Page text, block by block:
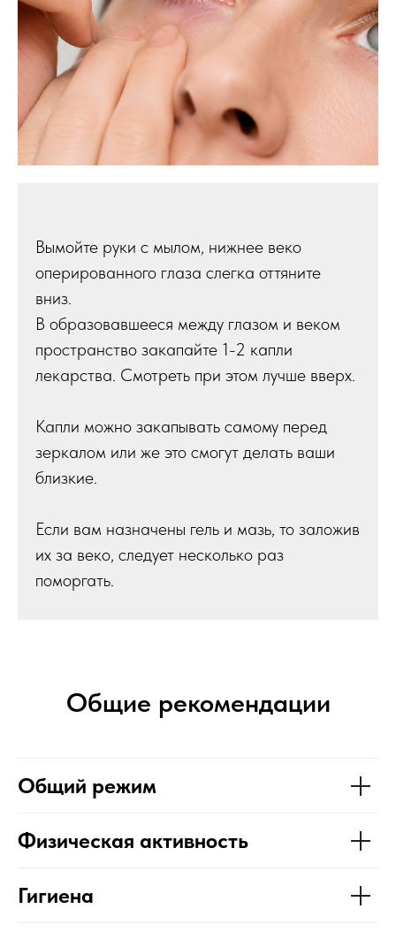
Вымойте руки с мылом, нижнее веко
оперированного глаза слегка оттяните
вниз.
В образовавшееся между глазом и веком
пространство закапайте 1-2 капли
лекарства. Смотреть при этом лучше вверх.
Капли можно закапывать самому перед
зеркалом или же это смогут делать ваши
близкие.
Если вам назначены гель и мазь, то заложив
их за веко, следует несколько раз
поморгать.
Общие рекомендации
Общий режим
Физическая активность
Гигиена